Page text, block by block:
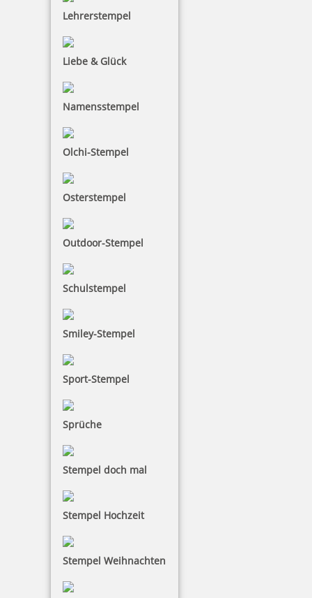
Lehrerstempel
Liebe & Glück
Namensstempel
Olchi-Stempel
Osterstempel
Outdoor-Stempel
Schulstempel
Smiley-Stempel
Sport-Stempel
Sprüche
Stempel doch mal
Stempel Hochzeit
Stempel Weihnachten